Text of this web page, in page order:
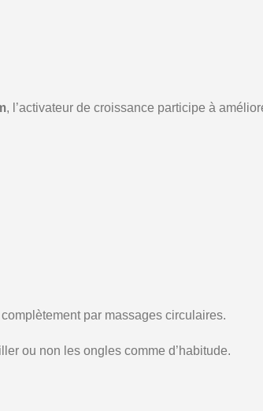
, l’activateur de croissance participe à
par massages circulaires.
ou non les ongles comme d’habitude.